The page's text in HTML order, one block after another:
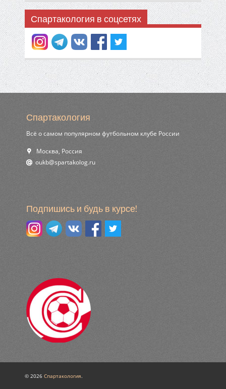
Спартакология в соцсетях
Спартакология
Всё о самом популярном футбольном клубе России
Москва, Россия
ur.golokatraps@bkuo
Подпишись и будь в курсе!
© 2026 Спартакология.